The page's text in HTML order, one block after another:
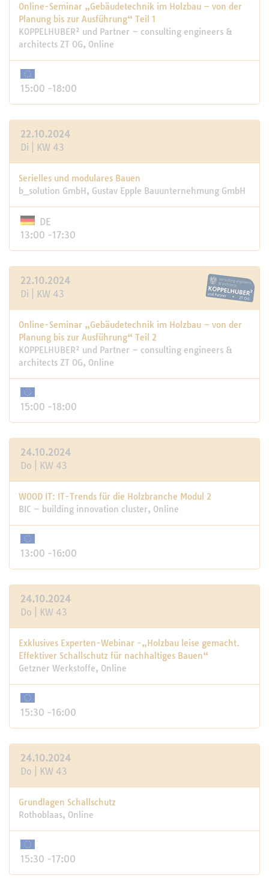
Online-Seminar „Gebäudetechnik im Holzbau – von der
Planung bis zur Ausführung“ Teil 1
KOPPELHUBER² und Partner – consulting engineers &
architects ZT OG, Online
15:00 -18:00
22.10.2024
Di | KW 43
Serielles und modulares Bauen
b_solution GmbH, Gustav Epple Bauunternehmung GmbH
DE
13:00 -17:30
22.10.2024
Di | KW 43
Online-Seminar „Gebäudetechnik im Holzbau – von der
Planung bis zur Ausführung“ Teil 2
KOPPELHUBER² und Partner – consulting engineers &
architects ZT OG, Online
15:00 -18:00
24.10.2024
Do | KW 43
WOOD IT: IT-Trends für die Holzbranche Modul 2
BIC – building innovation cluster, Online
13:00 -16:00
24.10.2024
Do | KW 43
Exklusives Experten-Webinar -„Holzbau leise gemacht.
Effektiver Schallschutz für nachhaltiges Bauen“
Getzner Werkstoffe, Online
15:30 -16:00
24.10.2024
Do | KW 43
Grundlagen Schallschutz
Rothoblaas, Online
15:30 -17:00